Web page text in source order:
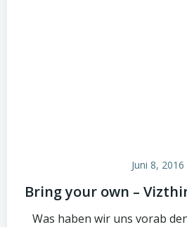
Juni 8, 2016
Bring your own –
Was haben wir uns vorab